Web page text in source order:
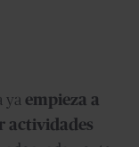
ya empieza a
actividades